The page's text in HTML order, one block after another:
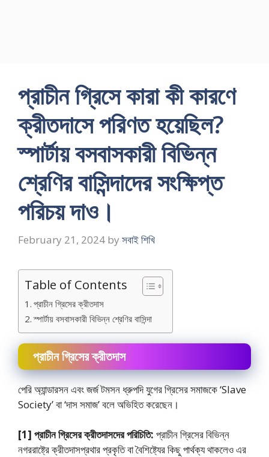
প্রাচীন গ্রিসে কারা কী কারণে
ক্রীতদাসে পরিণত হয়েছিল?
স্পার্টায় বসবাসকারী বিভিন্ন
শ্রেণির বাসিন্দাদের সংক্ষিপ্ত
পরিচয় দাও।
February 21, 2024 by সবাই শিখি
Table of Contents
প্রাচীন গ্রিসের ক্রীতদাস
স্পার্টায় বসবাসকারী বিভিন্ন শ্রেণির বাসিন্দা
প্রাচীন গ্রিসের ক্রীতদাস
পেরি অ্যান্ডারসন এবং জর্জ টমসন ধ্রুপদি যুগের গ্রিসের সমাজকে ‘Slave
Society’ বা ‘দাস সমাজ’ বলে অভিহিত করেছেন।
[1] প্রাচীন গ্রিসের ক্রীতদাসদের পরিচিতি: প্রাচীন গ্রিসের বিভিন্ন
নগররাষ্ট্রে ক্রীতদাসপ্রথার প্রকৃতি বা বৈশিষ্ট্যের কিছু পার্থক্য থাকলেও এর